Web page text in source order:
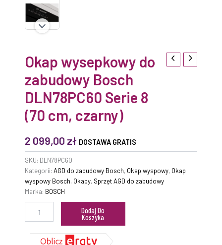
Okap wysepkowy do
zabudowy Bosch
DLN78PC60 Serie 8
(70 cm, czarny)
2 099,00 zł DOSTAWA GRATIS
SKU: DLN78PC60
Kategorii: AGD do zabudowy Bosch, Okap wyspowy, Okap
wyspowy Bosch, Okapy, Sprzęt AGD do zabudowy
Marka: BOSCH
Dodaj Do
Koszyka